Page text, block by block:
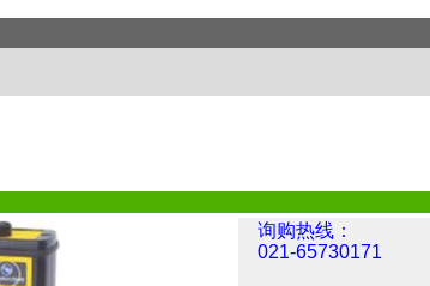
询购热线：
021-65730171